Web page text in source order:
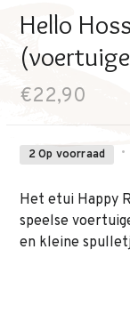
Hello
€22,90
2 Op voorraad •
Het etui Happy
speelse
en kleine